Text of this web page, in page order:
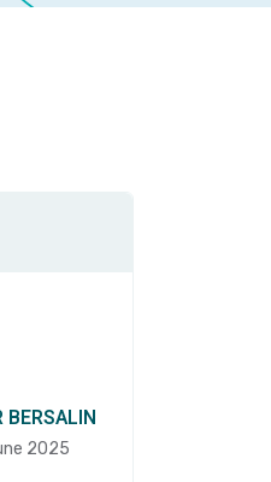
BERSALIN
2025